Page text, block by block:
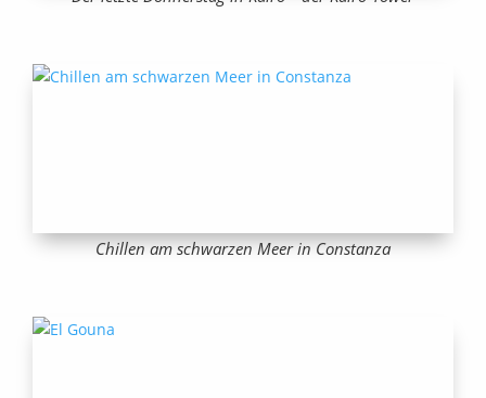
Chillen am schwarzen Meer in Constanza